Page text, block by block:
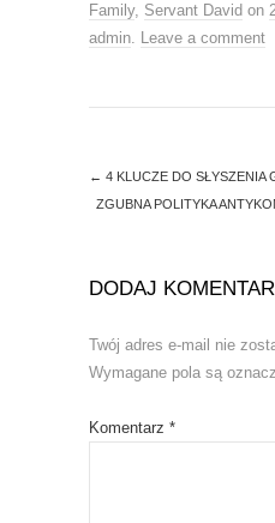
n
e
w
d
n
n
e
n
Family, Servant David on
admin
Leave a comment
← 4 KLUCZE DO SŁYSZENIA
ZGUBNA POLITYKA
DODAJ
Twój adres e-mail nie
Wymagane pola są
Komentarz *